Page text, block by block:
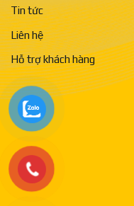
Tin tức
Liên hệ
Hỗ trợ khách hàng